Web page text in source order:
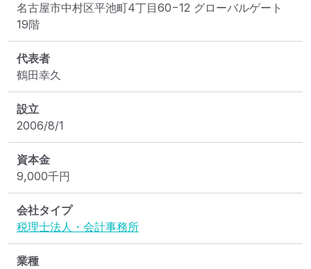
名古屋市中村区平池町4丁目60−12 グローバルゲート
19階
代表者
鶴田幸久
設立
2006/8/1
資本金
9,000千円
会社タイプ
税理士法人・会計事務所
業種